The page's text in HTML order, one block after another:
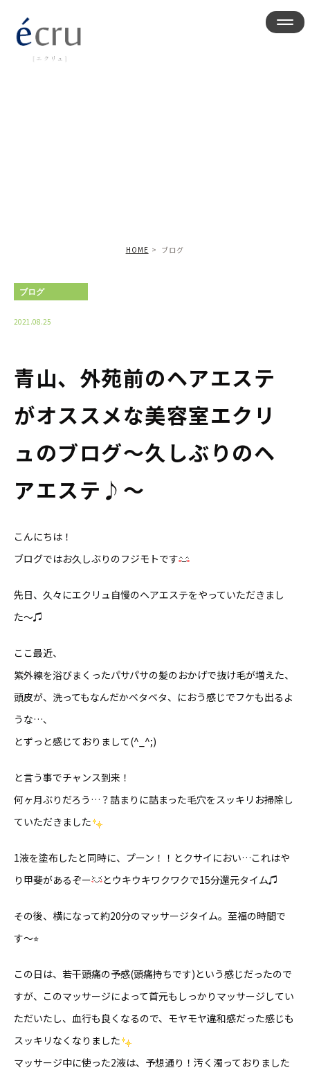
HOME ブログ
ブログ
2021.08.25
青山、外苑前のヘアエステ
がオススメな美容室エクリ
ュのブログ〜久しぶりのヘ
アエステ♪〜
こんにちは！
ブログではお久しぶりのフジモトです
先日、久々にエクリュ自慢のヘアエステをやっていただきまし
た〜♫
ここ最近、
紫外線を浴びまくったパサパサの髪のおかげで抜け毛が増えた、
頭皮が、洗ってもなんだかベタベタ、におう感じでフケも出るよ
うな…、
とずっと感じておりまして(^_^;)
と言う事でチャンス到来！
何ヶ月ぶりだろう…？詰まりに詰まった毛穴をスッキリお掃除し
ていただきました
1液を塗布したと同時に、プーン！！とクサイにおい…これはや
り甲斐があるぞー
とウキウキワクワクで15分還元タイム♫
その後、横になって約20分のマッサージタイム。至福の時間で
す〜⭐︎
この日は、若干頭痛の予感(頭痛持ちです)という感じだったので
すが、このマッサージによって首元もしっかりマッサージしてい
ただいたし、血行も良くなるので、モヤモヤ違和感だった感じも
スッキリなくなりました
マッサージ中に使った2液は、予想通り！汚く濁っておりました